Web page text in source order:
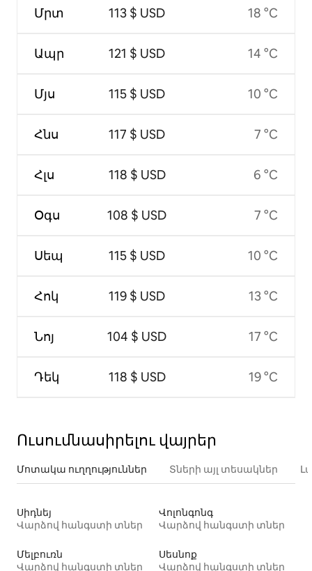
Մրտ
Ապր
Մյս
Հնս
Հլս
Օգս
Սեպ
Հոկ
Նոյ
Դեկ
113 $ USD
121 $ USD
115 $ USD
117 $ USD
118 $ USD
108 $ USD
115 $ USD
119 $ USD
104 $ USD
118 $ USD
18 °C
14 °C
10 °C
7 °C
6 °C
7 °C
10 °C
13 °C
17 °C
19 °C
Ուսումնասիրելու վայրեր
Մոտակա ուղղություններ Տների այլ տեսակներ
Սիդնեյ
Վարձով հանգստի տներ
Վոլոնգոնգ
Վարձով հանգստի տներ
Մելբուռն
Վարձով հանգստի տներ
Սեսնոք
Վարձով հանգստի տներ